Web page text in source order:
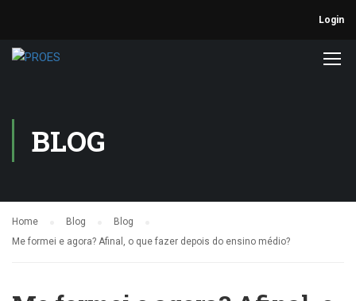
Login
BLOG
Home Blog
Blog
Me formei e agora? Afinal, o que fazer depois do ensino médio?